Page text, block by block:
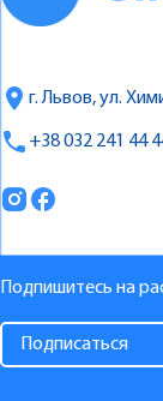
г. Львов, ул.
+38 032 241 44
Подпишитесь на